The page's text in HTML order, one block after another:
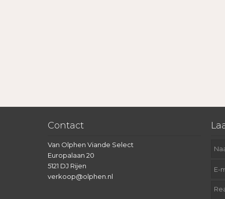
Contact
Van Olphen Viande Select
Europalaan 20
5121 DJ Rijen
verkoop@olphen.nl